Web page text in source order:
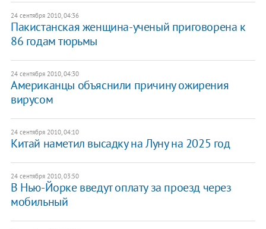
24 сентября 2010, 04:36
Пакистанская женщина-ученый приговорена к
86 годам тюрьмы
24 сентября 2010, 04:30
Американцы объяснили причину ожирения
вирусом
24 сентября 2010, 04:10
Китай наметил высадку на Луну на 2025 год
24 сентября 2010, 03:50
В Нью-Йорке введут оплату за проезд через
мобильный